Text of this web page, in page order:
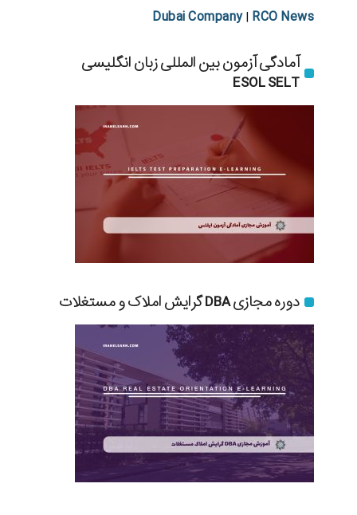
Dubai Company| RCO News
آمادگی آزمون بین المللی زبان انگلیسی
ESOL SELT
دوره مجازی DBA گرایش املاک و مستغلات